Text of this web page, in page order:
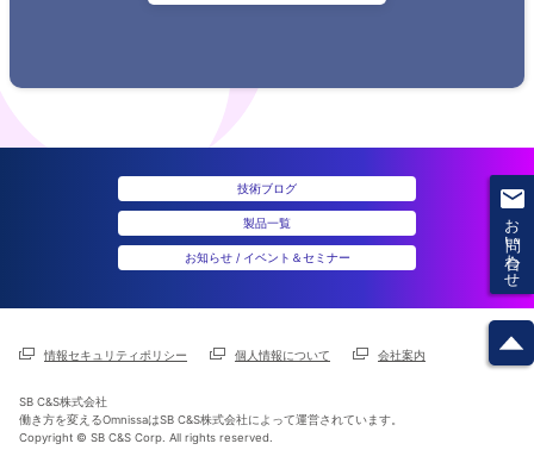
お問い合わせ
技術ブログ
製品一覧
お知らせ / イベント＆セミナー
情報セキュリティポリシー 個人情報について 会社案内
SB C&S株式会社
働き方を変えるOmnissaはSB C&S株式会社によって運営されています。
Copyright © SB C&S Corp. All rights reserved.